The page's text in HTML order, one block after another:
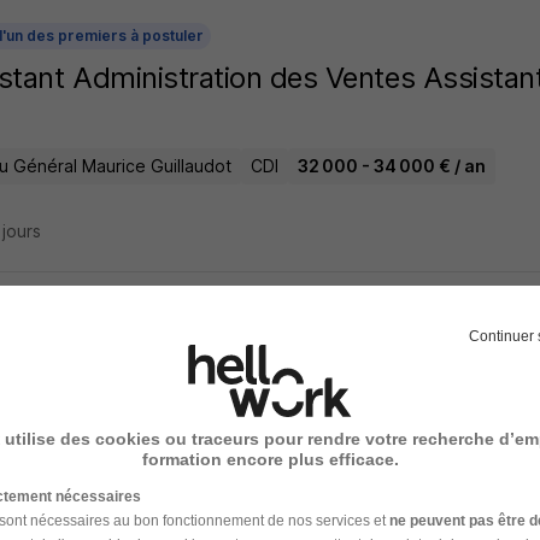
des premiers à postuler
Administration des Ventes
Général Maurice Guillaudot CDI 32 000 - 34 000 € / an
Administration des Ventes Assistant
Général Maurice Guillaudot CDI 28 000 - 30 500 € / an
Continuer
utilise des cookies ou traceurs pour rendre votre recherche
formation encore plus efficace.
nécessaires
nécessaires au bon fonctionnement de nos services etne peuvent pas être